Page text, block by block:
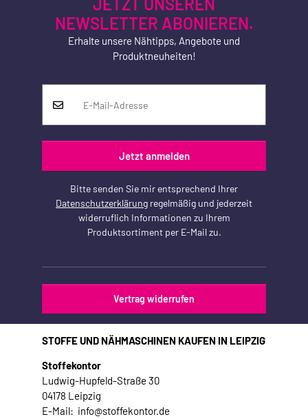
JETZT UNSEREN
NEWSLETTER ABONIEREN.
Erhalte unsere Nähtipps, Angebote und
Produktneuheiten!
Jetzt anmelden
Bitte senden Sie mir entsprechend Ihrer
Datenschutzerklärung regelmäßig und jederzeit
widerruflich Informationen zu Ihrem
Produktsortiment per E-Mail zu.
Vertrag widerrufen
STOFFE UND NÄHMASCHINEN KAUFEN IN LEIPZIG
Stoffekontor
Ludwig-Hupfeld-Straße 30
04178 Leipzig
E-Mail: info@stoffekontor.de